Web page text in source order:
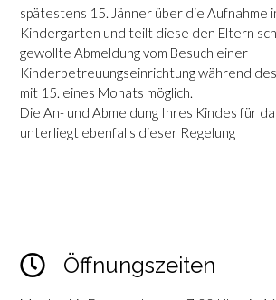
spätestens 15. Jänner über die Aufnahme
Kindergarten und teilt diese den Eltern
gewollte Abmeldung vom Besuch einer
Kinderbetreuungseinrichtung während
mit 15. eines Monats möglich.
Die An- und Abmeldung Ihres Kindes für
unterliegt ebenfalls dieser Regelung
Öffnungszeiten